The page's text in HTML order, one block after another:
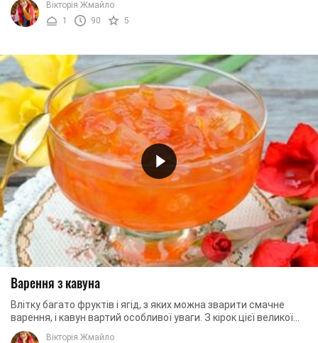
Вікторія Жмайло
1
90 5
Варення з кавуна
Влітку багато фруктів і ягід, з яких можна зварити смачне
варення, і кавун вартий особливої уваги. З кірок цієї великої
ягоди виходить відмінне ...
Вікторія Жмайло